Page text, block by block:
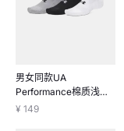
男女同款UA
Performance棉质浅口
袜-3双装
¥ 149